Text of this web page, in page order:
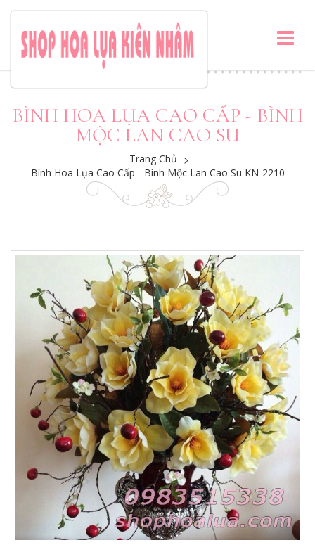
BÌNH HOA LỤA CAO CẤP - BÌNH
MỘC LAN CAO SU
Trang Chủ >
Bình Hoa Lụa Cao Cấp - Bình Mộc Lan Cao Su KN-2210